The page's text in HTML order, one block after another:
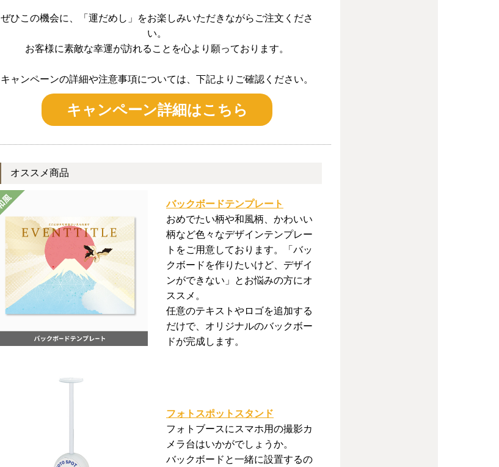
ぜひこの機会に、「運だめし」をお楽しみいただきながらご注文くださ
い。
お客様に素敵な幸運が訪れることを心より願っております。
キャンペーンの詳細や注意事項については、下記よりご確認ください。
キャンペーン詳細はこちら
オススメ商品
バックボードテンプレート
おめでたい柄や和風柄、かわいい
柄など色々なデザインテンプレー
トをご用意しております。「バッ
クボードを作りたいけど、デザイ
ンができない」とお悩みの方にオ
ススメ。
任意のテキストやロゴを追加する
だけで、オリジナルのバックボー
ドが完成します。
フォトスポットスタンド
フォトブースにスマホ用の撮影カ
メラ台はいかがでしょうか。
バックボードと一緒に設置するの